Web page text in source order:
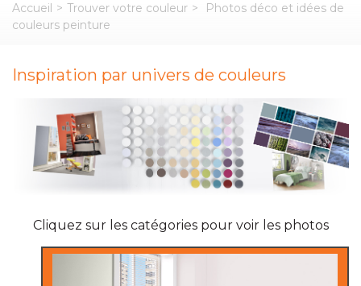
Accueil > Trouver votre couleur >
Photos déco et idées de
couleurs peinture
Inspiration par univers de couleurs
Cliquez sur les catégories pour voir les photos